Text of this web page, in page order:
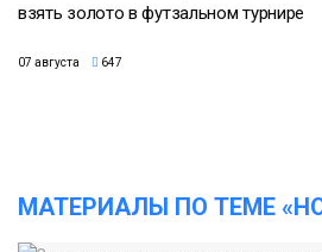
взять золото в футзальном турнире
07 августа 647
МАТЕРИАЛЫ ПО ТЕМЕ